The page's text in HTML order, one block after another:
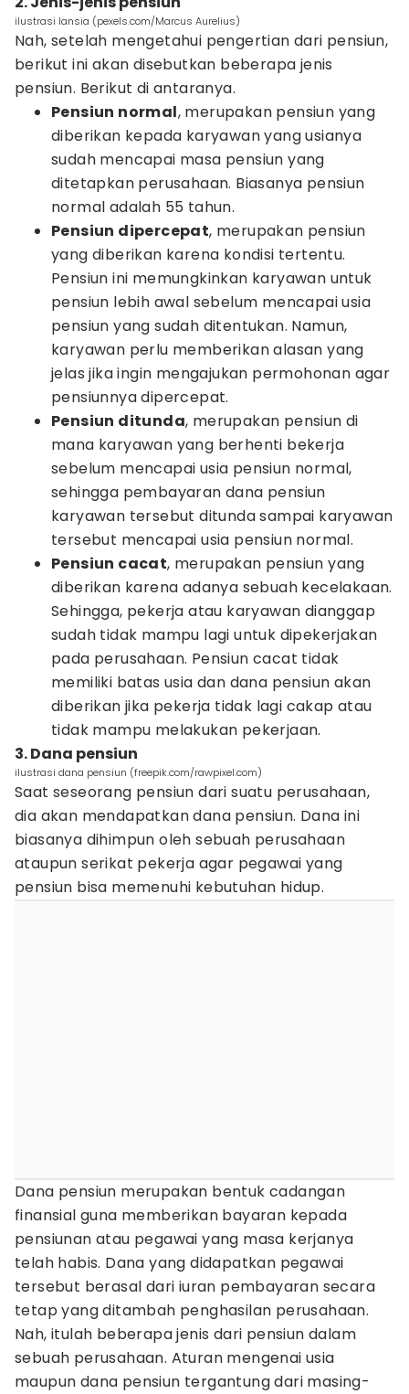
ilustrasi lansia (pexels.com/Marcus Aurelius)
Nah, setelah mengetahui pengertian dari pensiun,
berikut ini akan disebutkan beberapa jenis
pensiun. Berikut di antaranya.
Pensiun normal, merupakan pensiun yang
diberikan kepada karyawan yang usianya
sudah mencapai masa pensiun yang
ditetapkan perusahaan. Biasanya pensiun
normal adalah 55 tahun.
Pensiun dipercepat, merupakan pensiun
yang diberikan karena kondisi tertentu.
Pensiun ini memungkinkan karyawan untuk
pensiun lebih awal sebelum mencapai usia
pensiun yang sudah ditentukan. Namun,
karyawan perlu memberikan alasan yang
jelas jika ingin mengajukan permohonan agar
pensiunnya dipercepat.
Pensiun ditunda, merupakan pensiun di
mana karyawan yang berhenti bekerja
sebelum mencapai usia pensiun normal,
sehingga pembayaran dana pensiun
karyawan tersebut ditunda sampai karyawan
tersebut mencapai usia pensiun normal.
Pensiun cacat, merupakan pensiun yang
diberikan karena adanya sebuah kecelakaan.
Sehingga, pekerja atau karyawan dianggap
sudah tidak mampu lagi untuk dipekerjakan
pada perusahaan. Pensiun cacat tidak
memiliki batas usia dan dana pensiun akan
diberikan jika pekerja tidak lagi cakap atau
tidak mampu melakukan pekerjaan.
3. Dana pensiun
ilustrasi dana pensiun (freepik.com/rawpixel.com)
Saat seseorang pensiun dari suatu perusahaan,
dia akan mendapatkan dana pensiun. Dana ini
biasanya dihimpun oleh sebuah perusahaan
ataupun serikat pekerja agar pegawai yang
pensiun bisa memenuhi kebutuhan hidup.
Dana pensiun merupakan bentuk cadangan
finansial guna memberikan bayaran kepada
pensiunan atau pegawai yang masa kerjanya
telah habis. Dana yang didapatkan pegawai
tersebut berasal dari iuran pembayaran secara
tetap yang ditambah penghasilan perusahaan.
Nah, itulah beberapa jenis dari pensiun dalam
sebuah perusahaan. Aturan mengenai usia
maupun dana pensiun tergantung dari masing-